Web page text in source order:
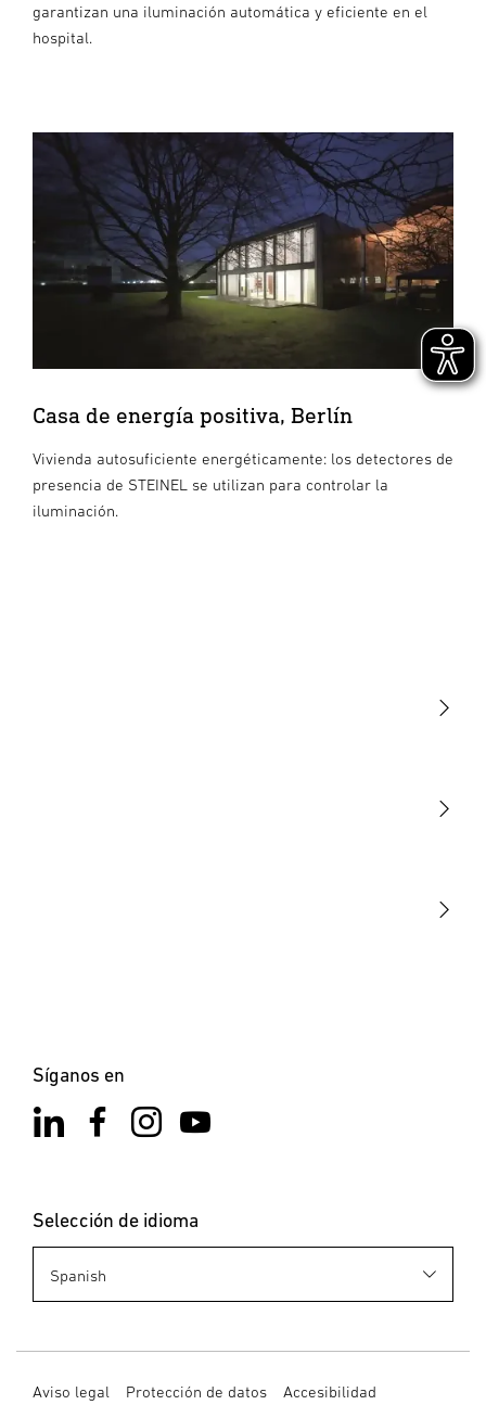
garantizan una iluminación automática y eficiente en el
hospital.
Casa de energía positiva, Berlín
Vivienda autosuficiente energéticamente: los detectores de
presencia de STEINEL se utilizan para controlar la
iluminación.
Síganos en
Selección de idioma
Aviso legal Protección de datos Accesibilidad